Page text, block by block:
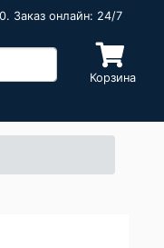
Заказ онлайн: 24/7
Корзина